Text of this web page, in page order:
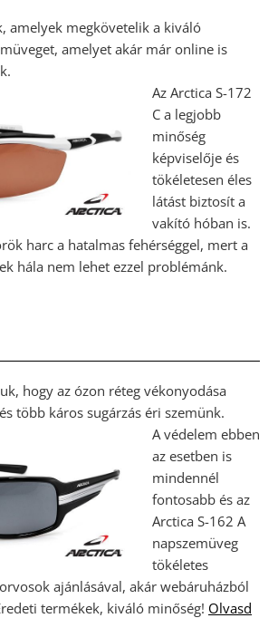
amelyek megkövetelik a kiváló
amelyet akár már online is
Az Arctica S-172
C a legjobb
minőség
képviselője és
tökéletesen éles
látást biztosít a
vakító hóban is.
harc a hatalmas fehérséggel, mert a
hála nem lehet ezzel problémánk.
hogy az ózon réteg vékonyodása
több káros sugárzás éri szemünk.
A védelem ebben
az esetben is
mindennél
fontosabb és az
Arctica S-162 A
napszemüveg
tökéletes
ajánlásával, akár webáruházból
termékek, kiváló minőség! Olvasd